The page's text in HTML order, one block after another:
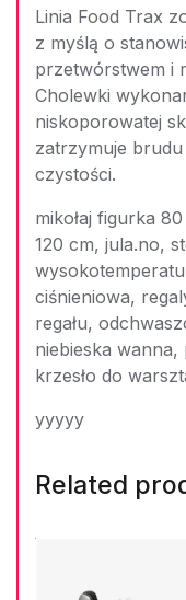
Linia Food Trax
z myślą o
przetwórstwem i
Cholewki
niskoporowatej
zatrzymuje
czystości.
mikołaj figurka
120 cm, jula.no,
ciśnieniowa,
regału,
niebieska
krzesło do
yyyyy
Related